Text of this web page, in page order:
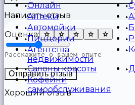
Онлайн
Аптеки
Автомойки
Пиццерии
Агентства
недвижимости
Салоны красоты
Кофейни
самообслуживания
Написать отзыв
Оценка:
Отправить отзыв
Хороший отзыв: